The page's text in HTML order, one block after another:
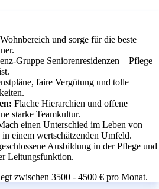
und sorge für die beste
Gruppe Seniorenresidenzen – Pflege
faire Vergütung und tolle
Flache Hierarchien und offene
starke Teamkultur.
einen Unterschied im Leben von
einem wertschätzenden Umfeld.
Ausbildung in der Pflege und
Leitungsfunktion.
zwischen 3500 - 4500 € pro Monat.